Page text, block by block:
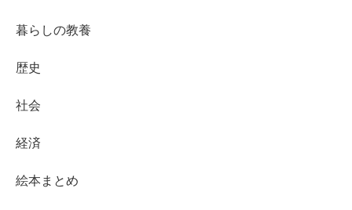
暮らしの教養
歴史
社会
経済
絵本まとめ